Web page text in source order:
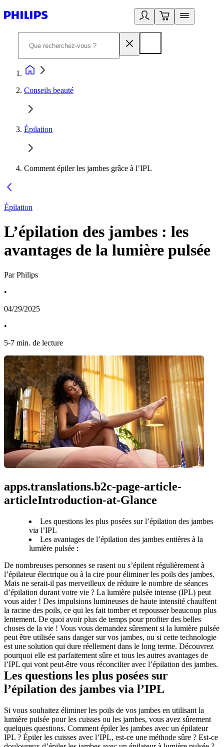
Conseils beauté
Épilation
Comment épiler les jambes grâce à l’IPL
Épilation
L’épilation des jambes : les
avantages de la lumière pulsée
Par Philips
•
04/29/2025
•
5-7 min. de lecture
apps.translations.b2c-page-article-
articleIntroduction-at-Glance
Les questions les plus posées sur l’épilation des jambes
via l’IPL
Les avantages de l’épilation des jambes entières à la
lumière pulsée :
De nombreuses personnes se rasent ou s’épilent régulièrement à
l’épilateur électrique ou à la cire pour éliminer les poils des jambes.
Mais ne serait-il pas merveilleux de réduire le nombre de séances
d’épilation durant votre vie ? La lumière pulsée intense (IPL) peut
vous aider ! Des impulsions lumineuses de haute intensité chauffent
la racine des poils, ce qui les fait tomber et repousser beaucoup plus
lentement. De quoi avoir plus de temps pour profiter des belles
choses de la vie ! Vous vous demandez sûrement si la lumière pulsée
peut être utilisée sans danger sur vos jambes, ou si cette technologie
est une solution qui dure réellement dans le long terme. Découvrez
pourquoi elle est parfaitement sûre et tous les autres avantages de
l’IPL qui vont peut-être vous réconcilier avec l’épilation des jambes.
Les questions les plus posées sur
l’épilation des jambes via l’IPL
Si vous souhaitez éliminer les poils de vos jambes en utilisant la
lumière pulsée pour les cuisses ou les jambes, vous avez sûrement
quelques questions. Comment épiler les jambes avec un épilateur
IPL ? Épiler les cuisses avec l’IPL, est-ce une méthode sûre ? Est-ce